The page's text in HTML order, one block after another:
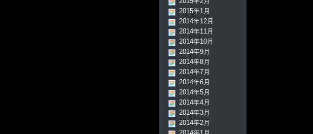
2015年1月
2014年12月
2014年11月
2014年10月
2014年9月
2014年8月
2014年7月
2014年6月
2014年5月
2014年4月
2014年3月
2014年2月